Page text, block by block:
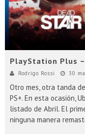
PlayStation Plus
Rodrigo Rossi 30
Otro mes, otra tanda
PS+. En esta ocasión,
listado de Abril. El
ninguna manera